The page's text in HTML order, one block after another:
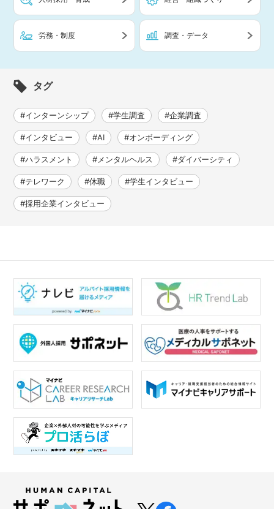
労務・制度 調査・データ
タグ
#インターンシップ #学生調査 #企業調査
#インタビュー #AI #オンボーディング
#ハラスメント #メンタルヘルス #ダイバーシティ
#テレワーク #休職 #学生インタビュー
#採用企業インタビュー